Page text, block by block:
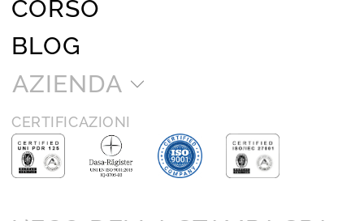
CORSO
BLOG
AZIENDA
CERTIFICAZIONI